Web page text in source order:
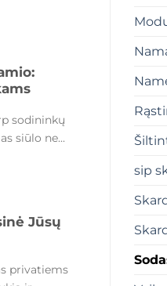
sodininkų
siūlo ne...
Jūsų
privatiems
sip